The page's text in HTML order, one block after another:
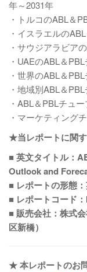
年～2031年
・トルコのABL＆
・イスラエルの
・サウジアラビア
・UAEのABL＆
・世界のABL＆
・地域別ABL＆
・ABL＆PBLチュ
・マーケティング
★当レポートに関
■ 英文タイトル：
Outlook and
■ レポートの形態
■ レポートコード
■ 販売会社：株式
区新橋）
★ 本レポートのお